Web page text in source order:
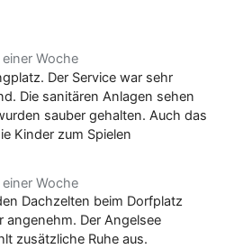
Woche
Der Service war sehr
Die sanitären Anlagen sehen
sauber gehalten. Auch das
Kinder zum Spielen
Woche
Dachzelten beim Dorfplatz
angenehm. Der Angelsee
zusätzliche Ruhe aus.